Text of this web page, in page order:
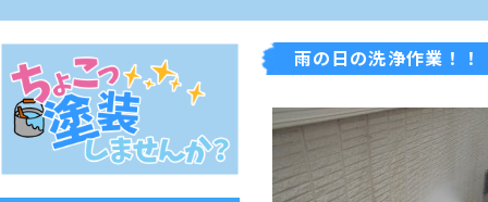
雨の日の洗浄作業！！